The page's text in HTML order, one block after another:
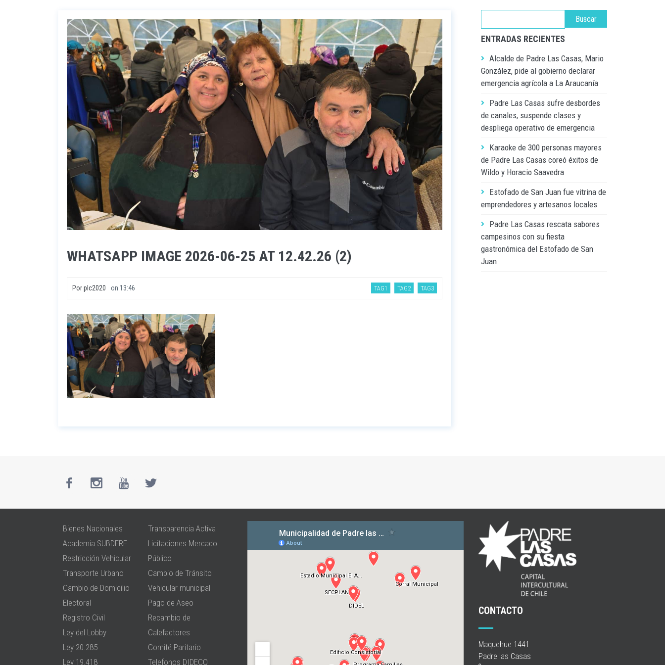
WHATSAPP IMAGE 2026-06-25 AT 12.42.26 (2)
Porplc2020 on 13:46 TAG1 TAG2 TAG3
ENTRADAS RECIENTES
Alcalde de Padre Las Casas, Mario
González, pide al gobierno declarar
emergencia agrícola a La Araucanía
Padre Las Casas sufre desbordes
de canales, suspende clases y
despliega operativo de emergencia
Karaoke de 300 personas mayores
de Padre Las Casas coreó éxitos de
Wildo y Horacio Saavedra
Estofado de San Juan fue vitrina de
emprendedores y artesanos locales
Padre Las Casas rescata sabores
campesinos con su fiesta
gastronómica del Estofado de San
Juan
Bienes Nacionales
Academia SUBDERE
Restricción Vehicular
Transporte Urbano
Cambio de Domicilio
Electoral
Registro Civil
Ley del Lobby
Ley 20.285
Ley 19.418
Transparencia Activa
Licitaciones Mercado
Público
Cambio de Tránsito
Vehicular municipal
Pago de Aseo
Recambio de
Calefactores
Comité Paritario
Telefonos DIDECO
CONTACTO
Maquehue 1441
Padre las Casas